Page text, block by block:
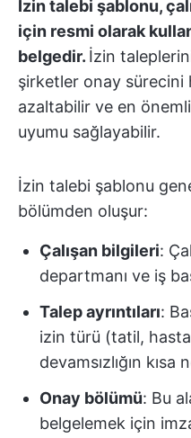
İzin talebi şablonu,
için resmi olarak
belgedir. İzin
şirketler onay sürecini
azaltabilir ve en
uyumu sağlayabilir.
İzin talebi şablonu
bölümden oluşur:
Çalışan bilgileri:
departmanı ve iş
Talep ayrıntıları:
izin türü (tatil,
devamsızlığın kısa
Onay bölümü: Bu
belgelemek için